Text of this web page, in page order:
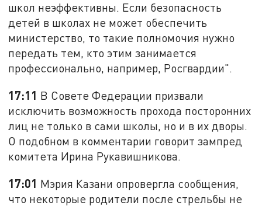
школ неэффективны. Если безопасность
детей в школах не может обеспечить
министерство, то такие полномочия нужно
передать тем, кто этим занимается
профессионально, например, Росгвардии".
17:11 В Совете Федерации призвали
исключить возможность прохода посторонних
лиц не только в сами школы, но и в их дворы.
О подобном в комментарии говорит зампред
комитета Ирина Рукавишникова.
17:01 Мэрия Казани опровергла сообщения,
что некоторые родители после стрельбы не